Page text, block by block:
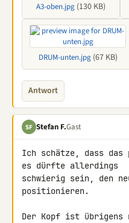
A3-oben.jpg (130 KB)
DRUM-unten.jpg(67 KB)
Antwort
SF Stefan F.Gast
Ich schätze, dass
es dürfte allerdings
schwierig sein, den
positionieren.
Der Kopf ist übrigens